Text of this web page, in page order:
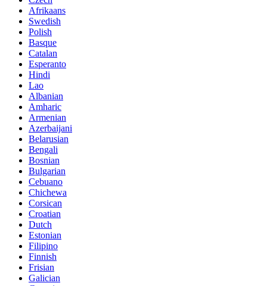
Afrikaans
Swedish
Polish
Basque
Catalan
Esperanto
Hindi
Lao
Albanian
Amharic
Armenian
Azerbaijani
Belarusian
Bengali
Bosnian
Bulgarian
Cebuano
Chichewa
Corsican
Croatian
Dutch
Estonian
Filipino
Finnish
Frisian
Galician